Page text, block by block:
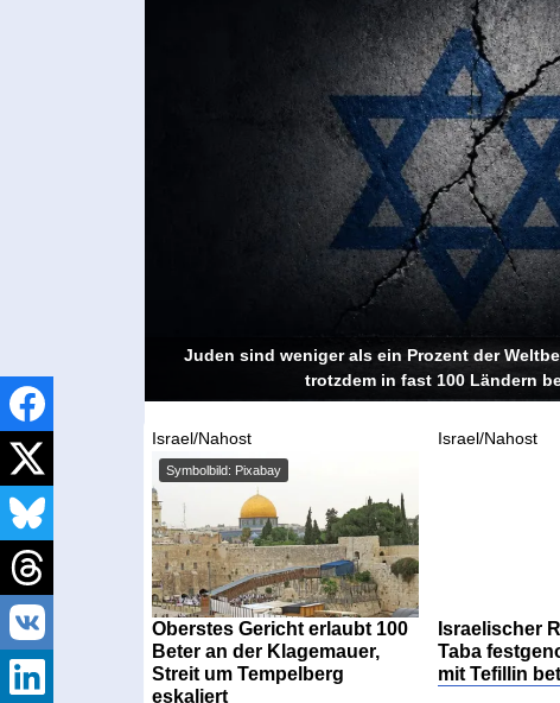
Juden sind weniger als ein Prozent der
trotzdem in fast 100 Ländern
Israel/Nahost
Symbolbild: Pixabay
Oberstes Gericht erlaubt 100
Beter an der Klagemauer,
Streit um Tempelberg
eskaliert
Israel/Nahost
Israelischer
Taba
mit Tefillin